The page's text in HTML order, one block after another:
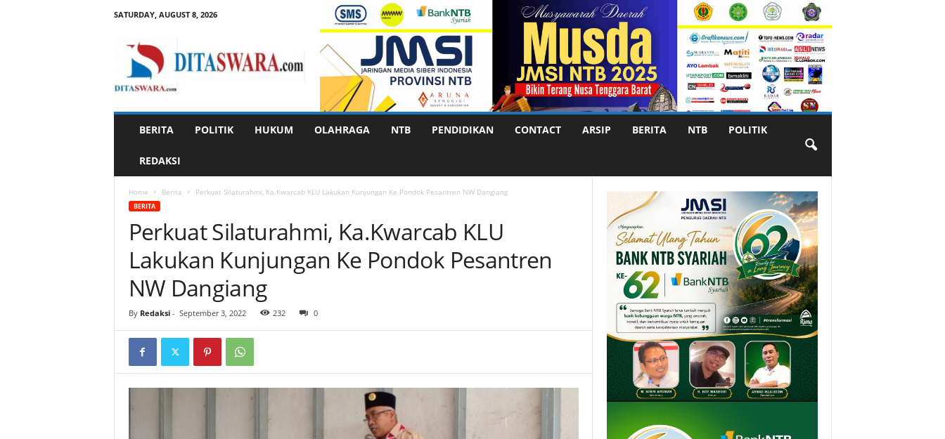
SATURDAY, AUGUST 8, 2026
s
BERITA POLITIK HUKUM OLAHRAGA NTB PENDIDIKAN CONTACT ARSIP BERITA NTB POLITIK
REDAKSI
Home Berita Perkuat Silaturahmi, Ka.Kwarcab KLU Lakukan Kunjungan Ke Pondok Pesantren NW Dangiang
BERITA
Perkuat Silaturahmi, Ka.Kwarcab KLU
Lakukan Kunjungan Ke Pondok Pesantren
NW Dangiang
By Redaksi- September 3, 2022 232 0